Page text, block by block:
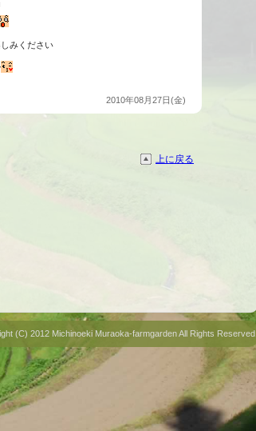
みください
2010年08月27日(金)
上に戻る
(C) 2012 Michinoeki Muraoka-farmgarden All Rights Reserved.